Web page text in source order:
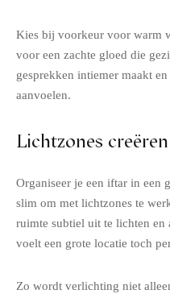
Kies bij voorkeur voor warm
voor een zachte gloed die
gesprekken intiemer maakt
aanvoelen.
Lichtzones
Organiseer je een iftar in een
slim om met lichtzones te
ruimte subtiel uit te lichten en
voelt een grote locatie toch
Zo wordt verlichting niet